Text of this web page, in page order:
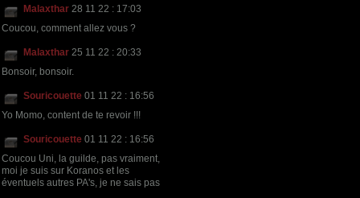
Malaxthar 28 11 22 : 17:03
Coucou, comment allez vous ?
Malaxthar 25 11 22 : 20:33
Bonsoir, bonsoir.
Souricouette 01 11 22 : 16:56
Yo Momo, content de te revoir !!!
Souricouette 01 11 22 : 16:56
Coucou Uni, la guilde, pas vraiment,
moi je suis sur Koranos et les
éventuels autres PA's, je ne sais pas